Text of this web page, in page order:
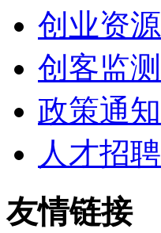
创业资源
创客监测
政策通知
人才招聘
友情链接